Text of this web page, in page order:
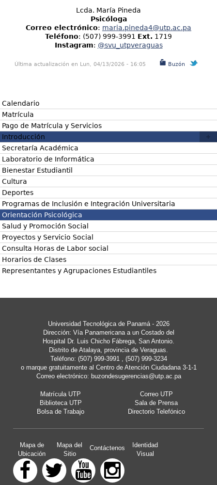
Lcda. María Pineda
Psicóloga
Correo electrónico: maria.pineda4@utp.ac.pa
Teléfono: (507) 999-3991 Ext. 1719
Instagram: @svu_utpveraguas
Buzón
Última actualización en Lun, 04/13/2026 - 16:05
Calendario
Matrícula
Pago de Matrícula y Servicios
Introducción
Secretaría Académica
Laboratorio de Informática
Bienestar Estudiantil
Cultura
Deportes
Programas de Inclusión e Integración Universitaria
Orientación Psicológica
Salud y Promoción Social
Proyectos y Servicio Social
Consulta Horas de Labor social
Horarios de Clases
Representantes y Agrupaciones Estudiantiles
Universidad Tecnológica de Panamá - 2026
Dirección: Vía Panamericana a un Costado del
Hospital Dr. Luis Chicho Fábrega, San Antonio.
Distrito de Atalaya, provincia de Veraguas.
Teléfono: (507) 999-3991 , (507) 999-3234
o marque gratuitamente al Centro de Atención Ciudadana 3-1-1
Correo electrónico: buzondesugerencias@utp.ac.pa
Matrícula UTP
Correo UTP
Biblioteca UTP
Sala de Prensa
Bolsa de Trabajo
Directorio Telefónico
Mapa de
Ubicación
Mapa del
Sitio
Contáctenos
Identidad
Visual